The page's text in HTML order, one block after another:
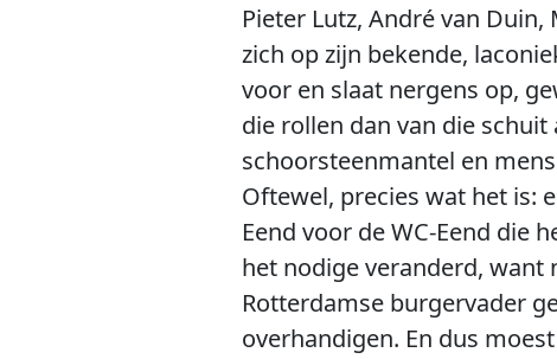
Pieter Lutz, André van
zich op zijn bekende,
voor en slaat nergens op,
die rollen dan van die
schoorsteenmantel en
Oftewel, precies wat het is:
Eend voor de WC-Eend die
het nodige veranderd, want
Rotterdamse burgervader
overhandigen. En dus